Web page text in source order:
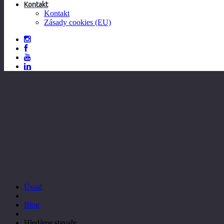
Kontakt
Kontakt
Zásady cookies (EU)
Úvod
Blog